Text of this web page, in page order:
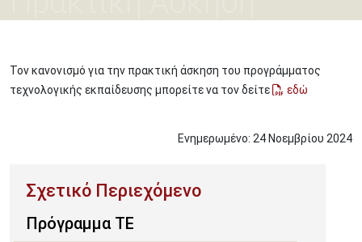
Τον κανονισμό για την πρακτική άσκηση του προγράμματος
τεχνολογικής εκπαίδευσης μπορείτε να τον δείτε
εδώ
Ενημερωμένο: 24 Νοεμβρίου 2024
Πρόγραμμα ΤΕ